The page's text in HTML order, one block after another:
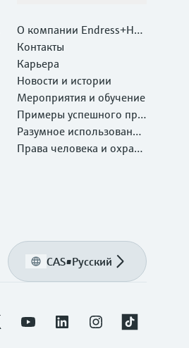
О компании Endress+Hau
ser
Контакты
Карьера
Новости и истории
Мероприятия и обучение
Примеры успешного при
менения
Разумное использование
ресурсов
Права человека и охрана
CAS•Русский